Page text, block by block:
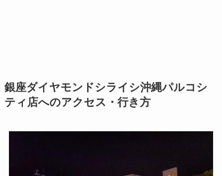
銀座ダイヤモンドシライシ沖縄パルコシ
ティ店へのアクセス・行き方